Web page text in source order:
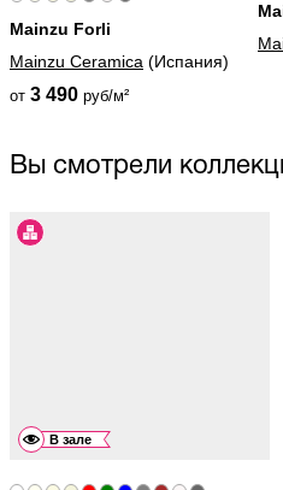
Mainzu​ Forli
Mainzu Ceramica (Испания)
от 3 490 руб/м²
Вы смотрели
В зале